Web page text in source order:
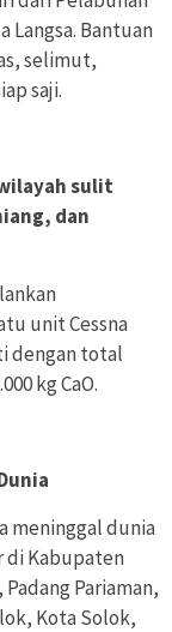
Langsa. Bantuan
selimut,
saji.
sulit
dan
unit Cessna
dengan total
kg CaO.
meninggal dunia
di Kabupaten
Pariaman,
Kota Solok,